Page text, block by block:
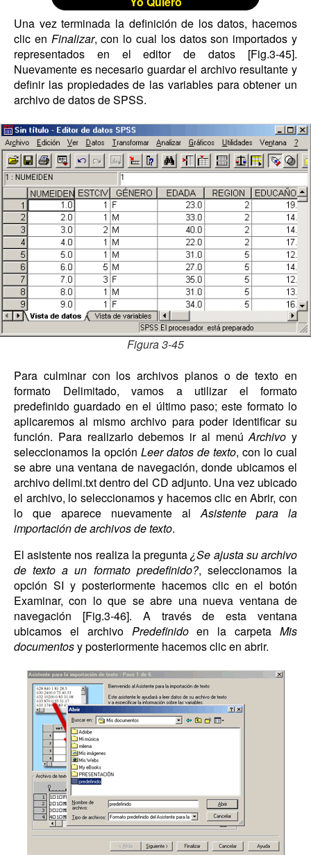
Una vez terminada la definición de los datos, hacemos
clic en Finalizar, con lo cual los datos son importados y
representados en el editor de datos [Fig.3-45].
Nuevamente es necesario guardar el archivo resultante y
definir las propiedades de las variables para obtener un
archivo de datos de SPSS.
Figura 3-45
Para culminar con los archivos planos o de texto en
formato Delimitado, vamos a utilizar el formato
predefinido guardado en el último paso; este formato lo
aplicaremos al mismo archivo para poder identificar su
función. Para realizarlo debemos ir al menúArchivo y
seleccionamos la opción Leer datos de texto, con lo cual
se abre una ventana de navegación, donde ubicamos el
archivo delimi.txt dentro del CD adjunto. Una vez ubicado
el archivo, lo seleccionamos y hacemos clic en Abrir, con
lo que aparece nuevamente alAsistente para la
importación de archivos de texto.
El asistente nos realiza la pregunta¿Se ajusta su archivo
de texto a un formato predefinido?, seleccionamos la
opción SI y posteriormente hacemos clic en el botón
Examinar, con lo que se abre una nueva ventana de
navegación [Fig.3-46]. A través de esta ventana
ubicamos el archivo Predefinidoen la carpetaMis
documentosy posteriormente hacemos clic en abrir.